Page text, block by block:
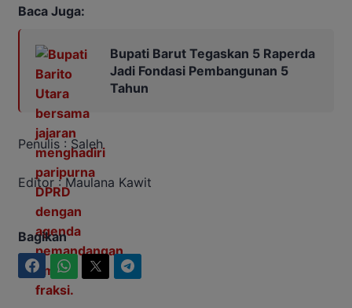
Baca Juga:
Bupati Barut Tegaskan 5 Raperda
Jadi Fondasi Pembangunan 5
Tahun
Penulis : Saleh
Editor : Maulana Kawit
Bagikan